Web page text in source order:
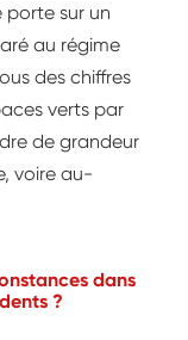
sur un
au régime
des chiffres
verts par
de grandeur
voire au-
dans
?